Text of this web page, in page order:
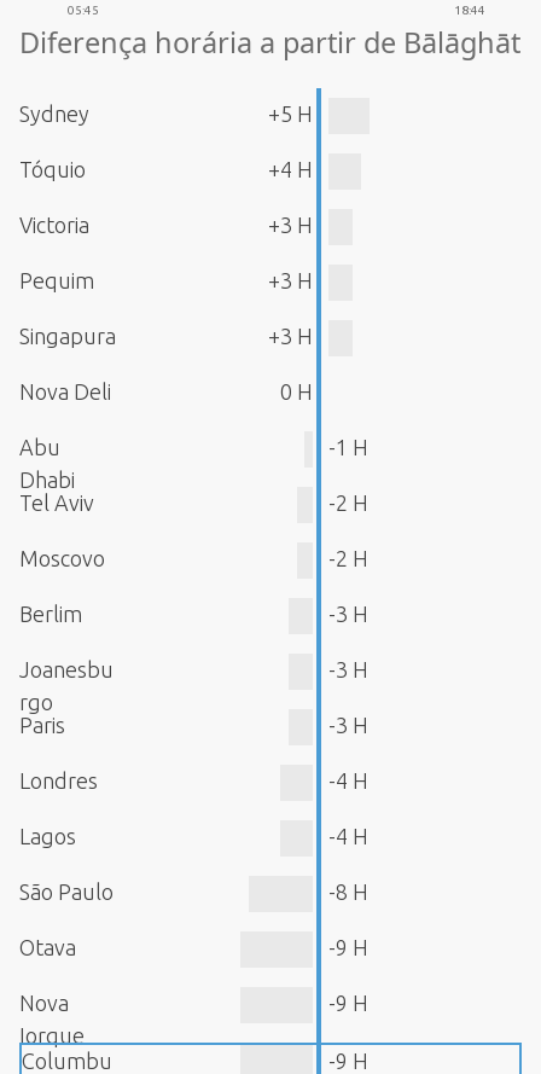
05:45
18:44
Diferença horária a partir de Bālāghāt
Sydney +5 H
Tóquio +4 H
Victoria +3 H
Pequim +3 H
Singapura +3 H
Nova Deli 0 H
Abu
Dhabi
-1 H
Tel Aviv -2 H
Moscovo -2 H
Berlim -3 H
Joanesbu
rgo
-3 H
Paris -3 H
Londres -4 H
Lagos -4 H
São Paulo -8 H
Otava -9 H
Nova
Iorque
-9 H
Columbu -9 H